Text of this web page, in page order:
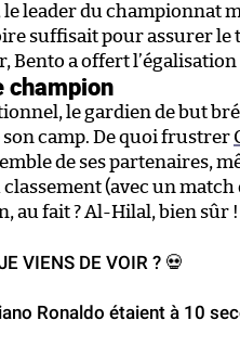
leader du championnat
suffisait pour assurer le
Bento a offert
champion
le gardien de but
camp. De quoi frustrer
de ses partenaires,
classement (avec un
au fait ? Al-Hilal, bien sûr !
VIENS DE VOIR ? 💀
Ronaldo étaient à 10